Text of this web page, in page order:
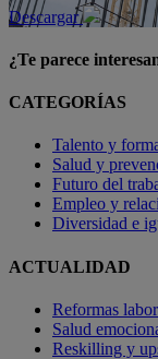
Descargar
¿Te parece
CATEGORÍAS
Talento y
Salud y
Futuro del
Empleo y
Diversidad e
ACTUALIDAD
Reformas
Salud
Reskilling y